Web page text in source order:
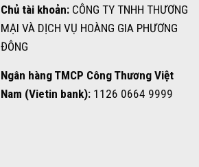
Chủ tài khoản:CÔNG TY TNHH THƯƠNG
MẠI VÀ DỊCH VỤ HOÀNG GIA PHƯƠNG
ĐÔNG
Ngân hàng TMCP Công Thương Việt
Nam (Vietin bank):1126 0664 9999